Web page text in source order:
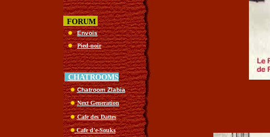
FORUM
Envois
Pied-noir
CHATROOMS
Chatroom Zlabia
Next Generation
Cafe des Dattes
Cafe d'e-Souks